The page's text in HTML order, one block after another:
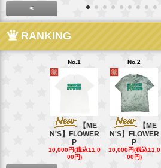
<
RANKING
No.1
【ME
N'S】FLOWER
P
10,000円(税込11,0
00円)
No.2
【ME
N'S】FLOWER
P
10,000円(税込11,0
00円)